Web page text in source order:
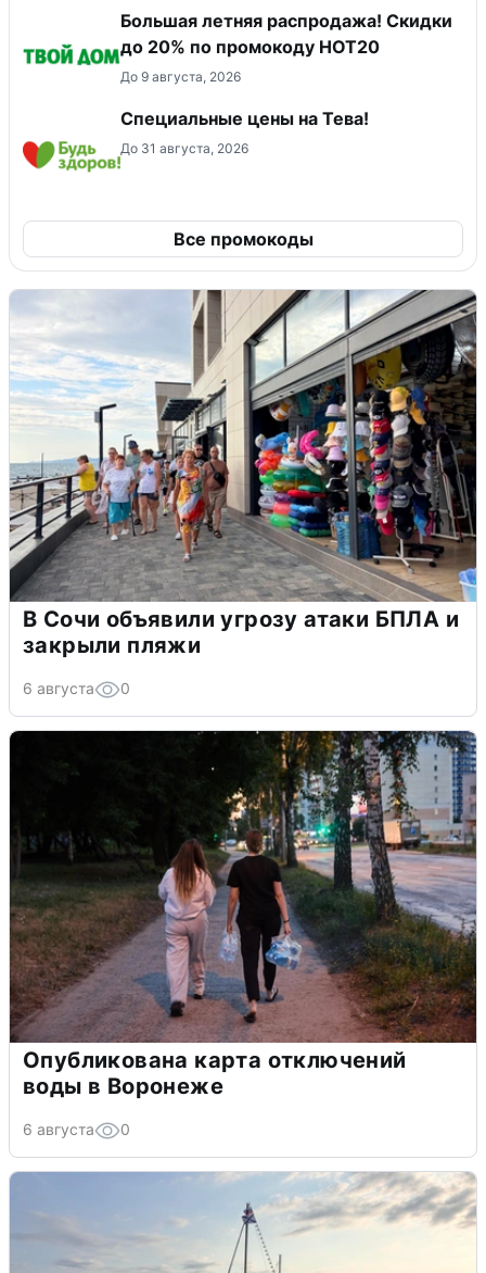
Большая летняя распродажа! Скидки
до 20% по промокоду HOT20
До 9 августа, 2026
Специальные цены на Тева!
До 31 августа, 2026
Все промокоды
В Сочи объявили угрозу атаки БПЛА и
закрыли пляжи
6 августа 0
Опубликована карта отключений
воды в Воронеже
6 августа 0